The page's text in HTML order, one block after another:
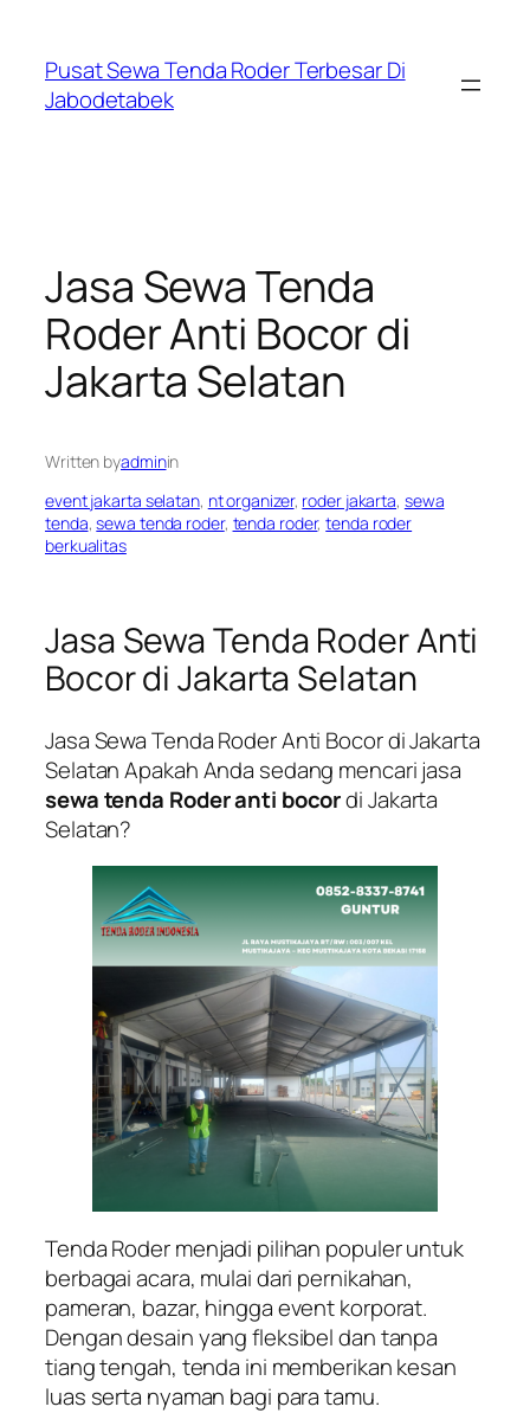
content
Pusat Sewa Tenda Roder Terbesar Di
Jabodetabek
Jasa Sewa Tenda
Roder Anti Bocor di
Jakarta Selatan
Written byadminin
event jakarta selatan, nt organizer, roder jakarta, sewa
tenda, sewa tenda roder, tenda roder, tenda roder
berkualitas
Jasa Sewa Tenda Roder Anti
Bocor di Jakarta Selatan
Jasa Sewa Tenda Roder Anti Bocor di Jakarta
Selatan Apakah Anda sedang mencari jasa
sewa tenda Roder anti bocordi Jakarta
Selatan?
Tenda Roder menjadi pilihan populer untuk
berbagai acara, mulai dari pernikahan,
pameran, bazar, hingga event korporat.
Dengan desain yang fleksibel dan tanpa
tiang tengah, tenda ini memberikan kesan
luas serta nyaman bagi para tamu.